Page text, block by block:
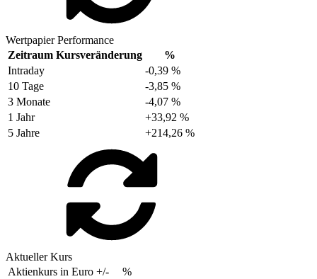
Wertpapier Performance
Zeitraum Kursveränderung
%
Intraday
-0,39 %
10 Tage
-3,85 %
3 Monate
-4,07 %
1 Jahr
+33,92 %
5 Jahre
+214,26 %
Aktueller Kurs
Aktienkurs in Euro +/-
%